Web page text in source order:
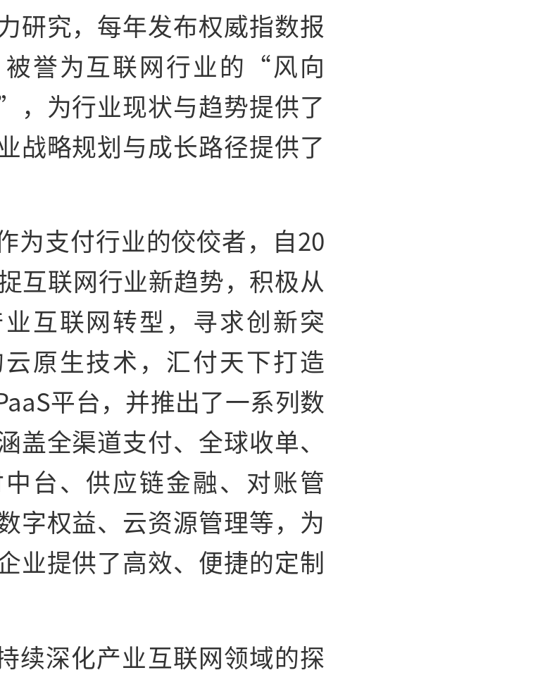
研究，每年发布权威指数报
誉为互联网行业的“风向
为行业现状与趋势提供了
战略规划与成长路径提供了
为支付行业的佼佼者，自20
互联网行业新趋势，积极从
互联网转型，寻求创新突
原生技术，汇付天下打造
平台，并推出了一系列数
盖全渠道支付、全球收单、
台、供应链金融、对账管
字权益、云资源管理等，为
业提供了高效、便捷的定制
续深化产业互联网领域的探